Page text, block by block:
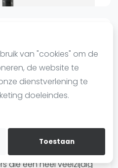
van "cookies" om de
de website te
dienstverlening te
doeleindes.
Toestaan
12:22
light 23
die een heel veelzijdig